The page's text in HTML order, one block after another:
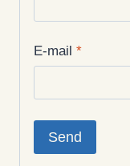
E-mail *